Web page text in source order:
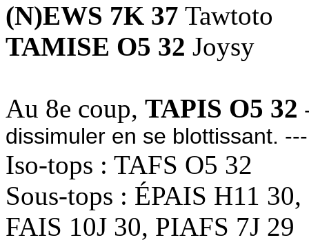
(N)EWS 7K 37 Tawtoto
TAMISE O5 32 Joysy
Au 8e coup, TAPIS O5 32
dissimuler en se blottissant.
Iso-tops : TAFS O5 32
Sous-tops : ÉPAIS H11
FAIS 10J 30, PIAFS 7J 29